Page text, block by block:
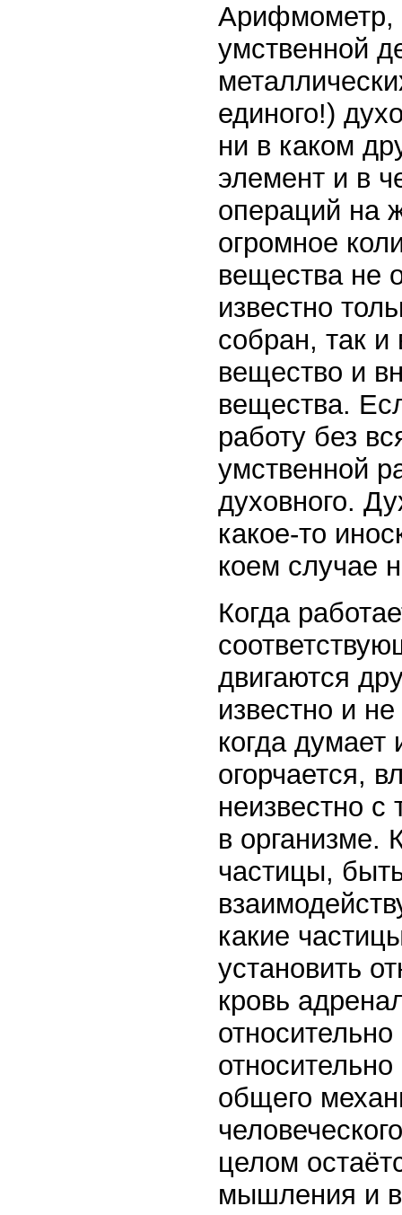
Арифмометр,
умственной
единого!)
ни в каком
элемент и в
операций на
огромное
вещества не
известно
собран, так и
вещество и
вещества.
работу без
умственной
духовного.
какое-то
коем случае
Когда
двигаются
известно и
когда думает
огорчается,
неизвестно
в организме.
частицы,
какие
установить
кровь
общего
целом
мышления и